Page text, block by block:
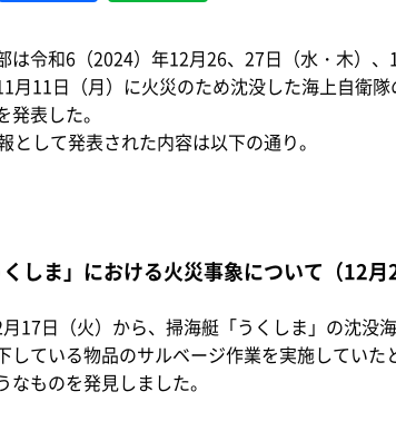
は令和6（2024）年12月26、27日（水・木）
月11日（月）に火災のため沈没した海上自衛
表した。
として発表された内容は以下の通り。
しま」における火災事象について（12月
17日（火）から、掃海艇「うくしま」の沈没
している物品のサルベージ作業を実施してい
なものを発見しました。